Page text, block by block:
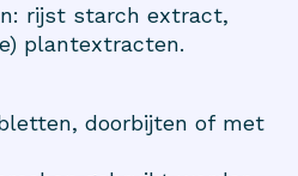
rijst starch extract,
plantextracten.
doorbijten of met